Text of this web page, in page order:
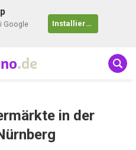
Google
Installieren
.de
in der